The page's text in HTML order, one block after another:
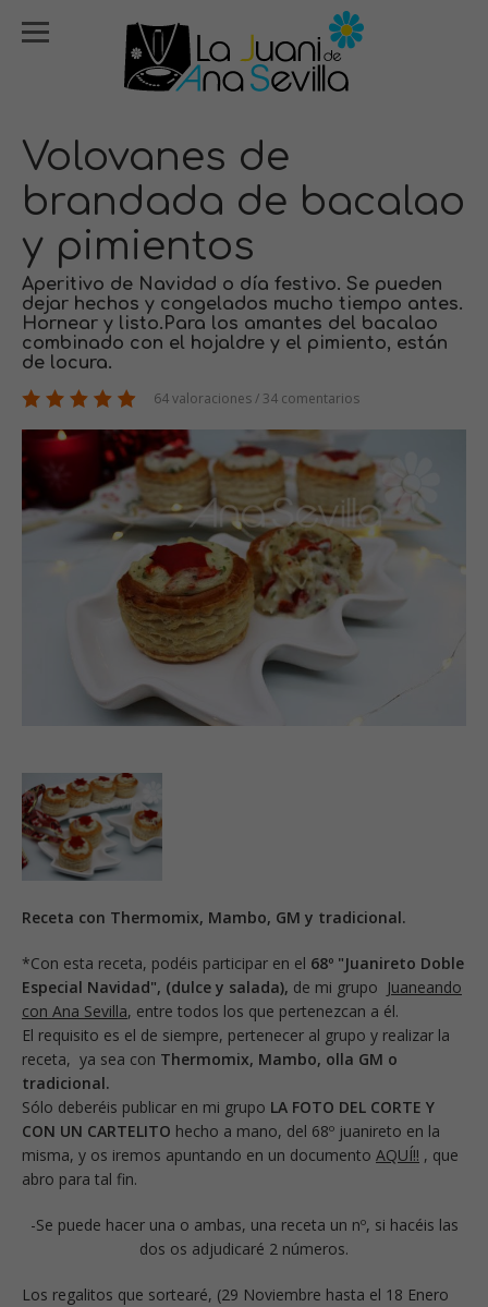
Volovanes de
brandada de bacalao
y pimientos
Aperitivo de Navidad o día festivo. Se pueden
dejar hechos y congelados mucho tiempo antes.
Hornear y listo.Para los amantes del bacalao
combinado con el hojaldre y el pimiento, están
de locura.
64 valoraciones / 34 comentarios
Receta con Thermomix, Mambo, GM y tradicional.
*Con esta receta, podéis participar en el 68º "Juanireto Doble
Especial Navidad", (dulce y salada), de mi grupo Juaneando
con Ana Sevilla, entre todos los que pertenezcan a él.
El requisito es el de siempre, pertenecer al grupo y realizar la
receta, ya sea con Thermomix, Mambo, olla GM o
tradicional.
Sólo deberéis publicar en mi grupo LA FOTO DEL CORTE Y
CON UN CARTELITO hecho a mano, del 68º juanireto en la
misma, y os iremos apuntando en un documento AQUÍ!! , que
abro para tal fin.
-Se puede hacer una o ambas, una receta un nº, si hacéis las
dos os adjudicaré 2 números.
Los regalitos que sortearé, (29 Noviembre hasta el 18 Enero